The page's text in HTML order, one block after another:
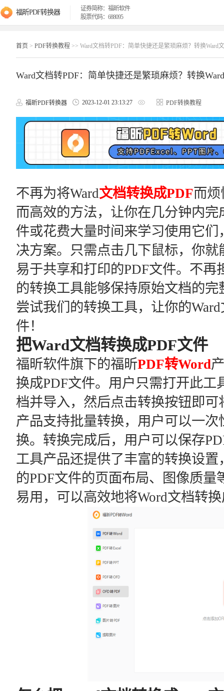
福昕PDF转换器
证券简称：福昕软件
股票代码：688095
首页 > PDF转换教程 >> Ward文档转PDF：简单快捷还是繁琐麻烦？转换Ward
Ward文档转PDF：简单快捷还是繁琐麻烦？转换
福昕PDF转换器 2023-12-01 23:13:27 PDF转换教程
不再为将Ward文档转换成PDF而
而高效的方法，让你在几分钟内
件或花费大量时间来学习使用它
决方案。只需点击几下鼠标，你就
易于共享和打印的PDF文件。不
的转换工具能够保持原始文档的
尝试我们的转换工具，让你的
件！
把Ward文档转换成PDF文件
福昕软件旗下的福昕PDF转Word
换成PDF文件。用户只需打开此工
档并导入，然后点击转换按钮即
产品支持批量转换，用户可以一
换。转换完成后，用户可以保存
工具产品还提供了丰富的转换设
的PDF文件的页面布局、图像质
易用，可以高效地将Word文档转